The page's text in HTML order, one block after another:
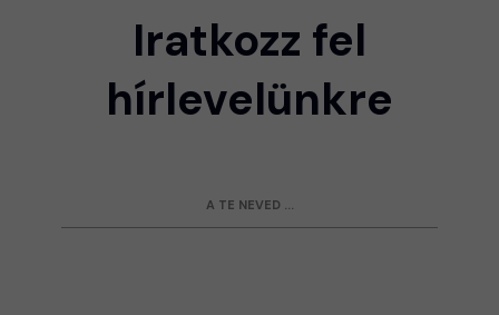
Iratkozz fel
hírlevelünkre